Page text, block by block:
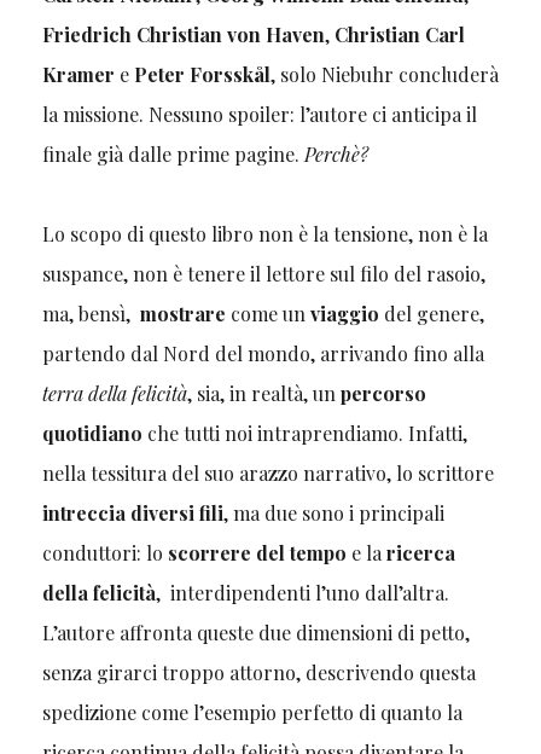
Friedrich Christian von Haven, Christian Carl
Kramer e Peter Forsskål, solo Niebuhr concluderà
la missione. Nessuno spoiler: l’autore ci anticipa il
finale già dalle prime pagine. Perchè?
Lo scopo di questo libro non è la tensione, non è la
suspance, non è tenere il lettore sul filo del rasoio,
ma, bensì, mostrare come un viaggio del genere,
partendo dal Nord del mondo, arrivando fino alla
terra della felicità, sia, in realtà, un percorso
quotidiano che tutti noi intraprendiamo. Infatti,
nella tessitura del suo arazzo narrativo, lo scrittore
intreccia diversi fili, ma due sono i principali
conduttori: lo scorrere del tempo e la ricerca
della felicità, interdipendenti l’uno dall’altra.
L’autore affronta queste due dimensioni di petto,
senza girarci troppo attorno, descrivendo questa
spedizione come l’esempio perfetto di quanto la